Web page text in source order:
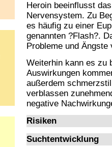
Heroin beeinflusst
Nervensystem. Zu
es häufig zu einer
genannten ?Flash?.
Probleme und
Weiterhin kann es zu
Auswirkungen
außerdem
verblassen
negative
Risiken
Suchtentwicklung